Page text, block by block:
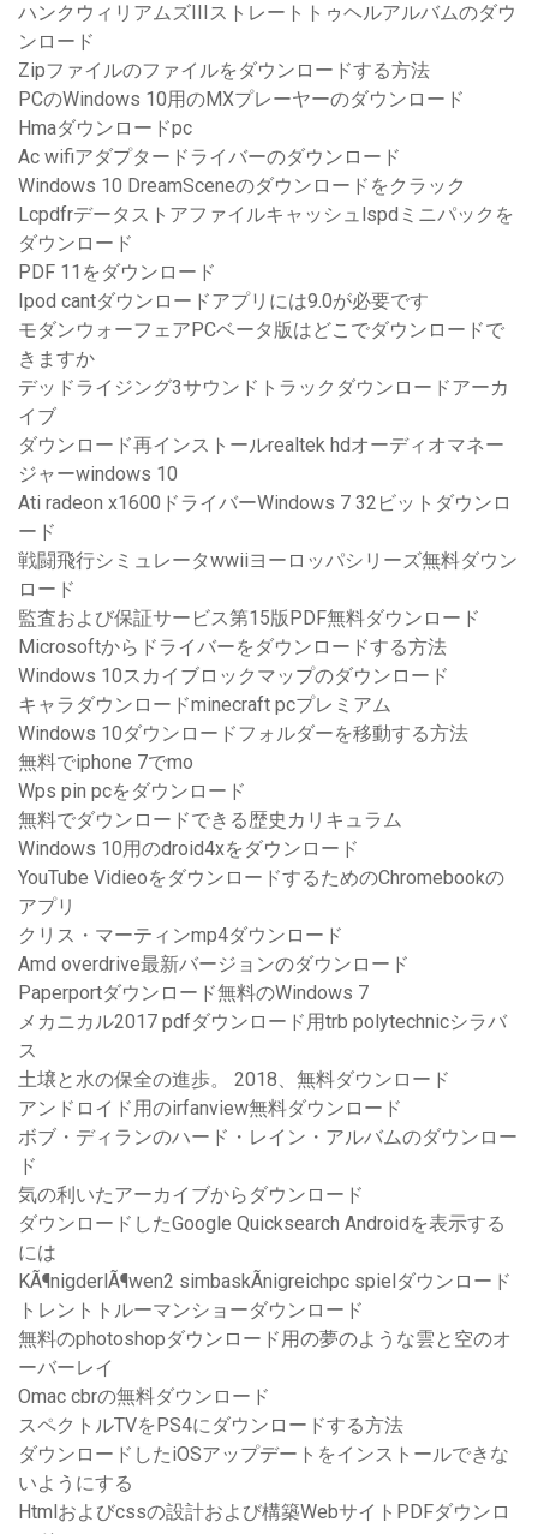
ハンクウィリアムズIIIストレートトゥヘルアルバムのダウ
ンロード
Zipファイルのファイルをダウンロードする方法
PCのWindows 10用のMXプレーヤーのダウンロード
Hmaダウンロードpc
Ac wifiアダプタードライバーのダウンロード
Windows 10 DreamSceneのダウンロードをクラック
Lcpdfrデータストアファイルキャッシュlspdミニパックを
ダウンロード
PDF 11をダウンロード
Ipod cantダウンロードアプリには9.0が必要です
モダンウォーフェアPCベータ版はどこでダウンロードで
きますか
デッドライジング3サウンドトラックダウンロードアーカ
イブ
ダウンロード再インストールrealtek hdオーディオマネー
ジャーwindows 10
Ati radeon x1600ドライバーWindows 7 32ビットダウンロ
ード
戦闘飛行シミュレータwwiiヨーロッパシリーズ無料ダウン
ロード
監査および保証サービス第15版PDF無料ダウンロード
Microsoftからドライバーをダウンロードする方法
Windows 10スカイブロックマップのダウンロード
キャラダウンロードminecraft pcプレミアム
Windows 10ダウンロードフォルダーを移動する方法
無料でiphone 7でmo
Wps pin pcをダウンロード
無料でダウンロードできる歴史カリキュラム
Windows 10用のdroid4xをダウンロード
YouTube VidieoをダウンロードするためのChromebookの
アプリ
クリス・マーティンmp4ダウンロード
Amd overdrive最新バージョンのダウンロード
Paperportダウンロード無料のWindows 7
メカニカル2017 pdfダウンロード用trb polytechnicシラバ
ス
土壌と水の保全の進歩。 2018、無料ダウンロード
アンドロイド用のirfanview無料ダウンロード
ボブ・ディランのハード・レイン・アルバムのダウンロー
ド
気の利いたアーカイブからダウンロード
ダウンロードしたGoogle Quicksearch Androidを表示する
には
KÃ¶nigderlÃ¶wen2 simbaskÃnigreichpc spielダウンロード
トレントトルーマンショーダウンロード
無料のphotoshopダウンロード用の夢のような雲と空のオ
ーバーレイ
Omac cbrの無料ダウンロード
スペクトルTVをPS4にダウンロードする方法
ダウンロードしたiOSアップデートをインストールできな
いようにする
Htmlおよびcssの設計および構築WebサイトPDFダウンロ